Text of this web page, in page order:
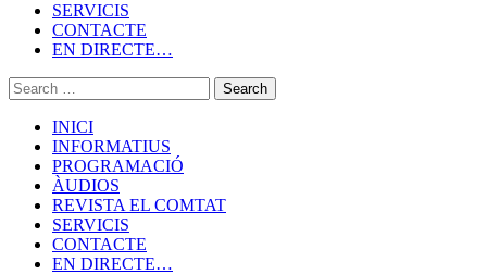
SERVICIS
CONTACTE
EN DIRECTE…
INICI
INFORMATIUS
PROGRAMACIÓ
ÀUDIOS
REVISTA EL COMTAT
SERVICIS
CONTACTE
EN DIRECTE…